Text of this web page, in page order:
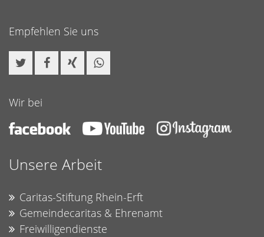
Empfehlen Sie uns
Wir bei
Unsere Arbeit
Caritas-Stiftung Rhein-Erft
Gemeindecaritas & Ehrenamt
Freiwilligendienste